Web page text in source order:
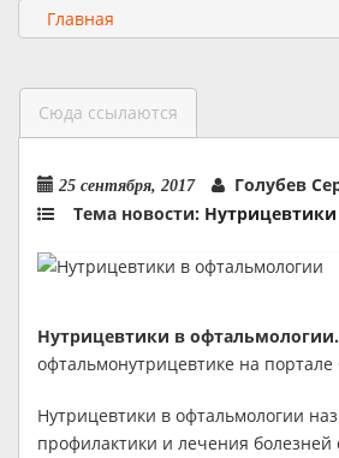
Главная
Сюда ссылаются
25 сентября, 2017
Голубев
Тема новости: Нутрицевтики
Нутрицевтики в офтальмологии.
офтальмонутрицевтике на
Нутрицевтики в офтальмологии
профилактики и лечения болезней